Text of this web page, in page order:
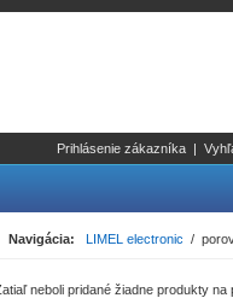
Prihlásenie zákazníka |
Navigácia: LIMEL electronic /
neboli pridané žiadne produkty na